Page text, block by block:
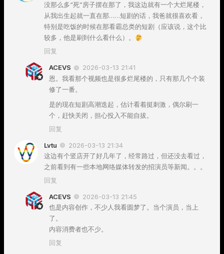
没那么多“死”房子摆在那了，我这边就有一个大烂尾楼，
从我出生起就一直在那……短剧的话，我爸就很喜欢看，
特别是吃饭的时候在那看霸总类的短剧（应该说，这个比
较多，他是刷到什么看什么）。
回复
ACEVS
2026-03-13 21:41
恩。我看那个视频也是很多烂尾楼的，只有那几个个装
修了一番。
是的现在短剧高潮迭起，估计看着挺刺激，偶尔刷一
个，赶快关闭，担心投入不能自拔。
回复
Lvtu
2026-03-13 21:34
这边有个竖店开了好几年了，经常路过，但还没去看过，
之前看到有一些本地网络媒体转发的招演员等新闻。。。
回复
ACEVS
2026-03-13 21:45
也是内容创作，不少人我看圆梦了。当个演员，当上
了。
内容消费者也不少。
回复